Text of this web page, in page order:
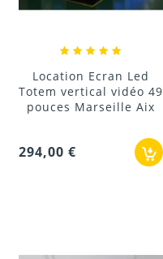
Location Ecran Led
Totem vertical vidéo 49
pouces Marseille Aix
294,00 €